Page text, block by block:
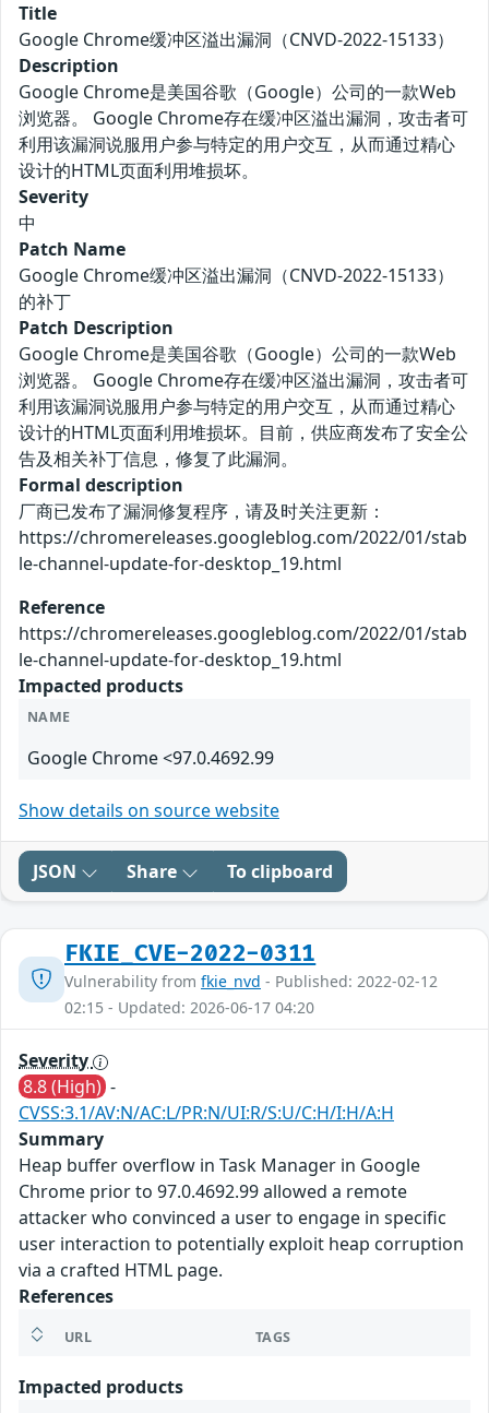
Title
Google Chrome缓冲区溢出漏洞（CNVD-2022-15133）
Description
Google Chrome是美国谷歌（Google）公司的一款Web
浏览器。 Google Chrome存在缓冲区溢出漏洞，攻击者可
利用该漏洞说服用户参与特定的用户交互，从而通过精心
设计的HTML页面利用堆损坏。
Severity
中
Patch Name
Google Chrome缓冲区溢出漏洞（CNVD-2022-15133）
的补丁
Patch Description
Google Chrome是美国谷歌（Google）公司的一款Web
浏览器。 Google Chrome存在缓冲区溢出漏洞，攻击者可
利用该漏洞说服用户参与特定的用户交互，从而通过精心
设计的HTML页面利用堆损坏。目前，供应商发布了安全公
告及相关补丁信息，修复了此漏洞。
Formal description
厂商已发布了漏洞修复程序，请及时关注更新：
https://chromereleases.googleblog.com/2022/01/stab
le-channel-update-for-desktop_19.html
Reference
https://chromereleases.googleblog.com/2022/01/stab
le-channel-update-for-desktop_19.html
Impacted products
NAME
Google Chrome <97.0.4692.99
Show details on source website
JSON Share To clipboard
FKIE_CVE-2022-0311
Vulnerability from fkie_nvd - Published: 2022-02-12
02:15 - Updated: 2026-06-17 04:20
Severity
8.8 (High) -
CVSS:3.1/AV:N/AC:L/PR:N/UI:R/S:U/C:H/I:H/A:H
Summary
Heap buffer overflow in Task Manager in Google
Chrome prior to 97.0.4692.99 allowed a remote
attacker who convinced a user to engage in specific
user interaction to potentially exploit heap corruption
via a crafted HTML page.
References
URL TAGS
Impacted products